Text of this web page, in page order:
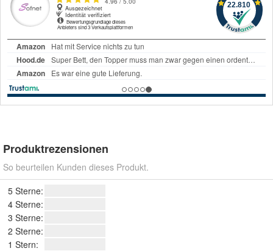
Produktrezensionen
So beurteilen Kunden dieses Produkt.
5 Sterne:
4 Sterne:
3 Sterne:
2 Sterne:
1 Stern: